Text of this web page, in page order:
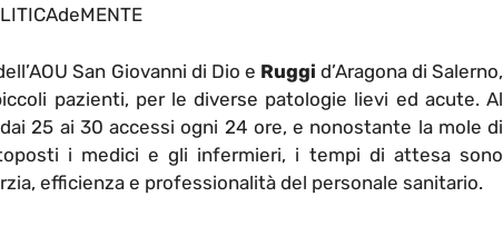
San Giovanni di Dio e Ruggi d’Aragona di Salerno,
pazienti, per le diverse patologie lievi ed acute. Al
25 ai 30 accessi ogni 24 ore, e nonostante la mole di
i medici e gli infermieri, i tempi di attesa sono
efficienza e professionalità del personale sanitario.